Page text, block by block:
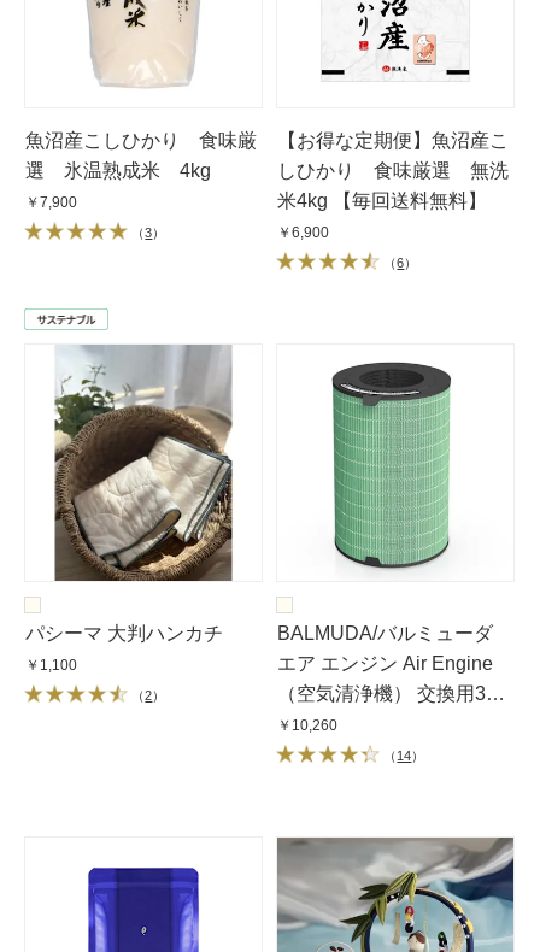
魚沼産こしひかり 食味厳
選 氷温熟成米 4kg
￥7,900
（3）
【お得な定期便】魚沼産こ
しひかり 食味厳選 無洗
米4kg 【毎回送料無料】
￥6,900
（6）
パシーマ 大判ハンカチ
￥1,100
（2）
BALMUDA/バルミューダ
エア エンジン Air Engine
（空気清浄機） 交換用360°
酵素フィルター
￥10,260
（ 14）